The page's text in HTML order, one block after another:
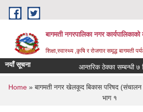
Skip to main content
बागमती नगरपालिका नगर कार्यपालिकाको
शिक्षा,स्वास्थ्य ,कृषि र रोजगार समृद्ध बागमती
नयाँ सूचना आन्तरिक ठेक्का सम्बन्धी ७
You are here
Home» बागमती नगर खेलकूद बिकास परिषद (संचालन
भाग १